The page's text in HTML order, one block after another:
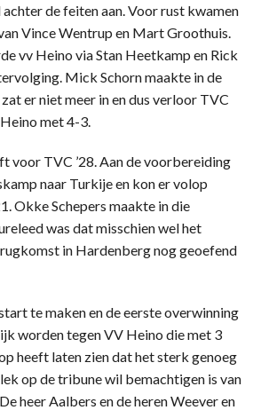
de feiten aan. Voor rust kwamen
Vince Wentrup en Mart Groothuis.
vv Heino via Stan Heetkamp en Rick
Mick Schorn maakte in de
er niet meer in en dus verloor TVC
met 4-3.
voor TVC ’28. Aan de voorbereiding
naar Turkije en kon er volop
Okke Schepers maakte in die
was dat misschien wel het
in Hardenberg nog geoefend
te maken en de eerste overwinning
worden tegen VV Heino die met 3
heeft laten zien dat het sterk genoeg
op de tribune wil bemachtigen is van
heer Aalbers en de heren Weever en